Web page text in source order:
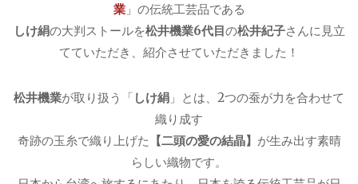
業」の伝統工芸品である
しけ絹の大判ストールを松井機業6代目の松井紀子さんに見立
てていただき、紹介させていただきました！
松井機業が取り扱う「 しけ絹 」とは、2つの蚕が力を合わせて
織り成す
奇跡の玉糸で織り上げた 【二頭の愛の結晶】 が生み出す素晴
らしい織物です。